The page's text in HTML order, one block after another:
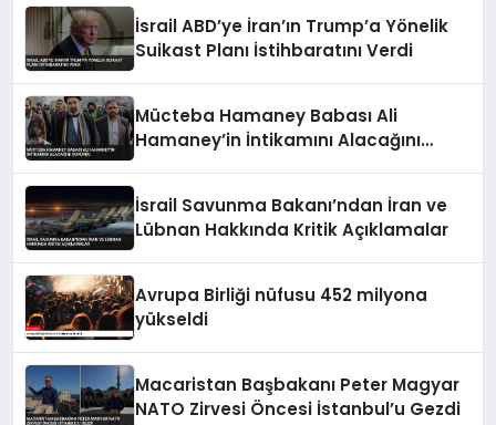
İsrail ABD’ye İran’ın Trump’a Yönelik
Suikast Planı İstihbaratını Verdi
Mücteba Hamaney Babası Ali
Hamaney’in İntikamını Alacağını
İsrail Savunma Bakanı’ndan İran ve
Lübnan Hakkında Kritik Açıklamalar
Avrupa Birliği nüfusu 452 milyona
yükseldi
Macaristan Başbakanı Peter Magyar
NATO Zirvesi Öncesi İstanbul’u Gezdi